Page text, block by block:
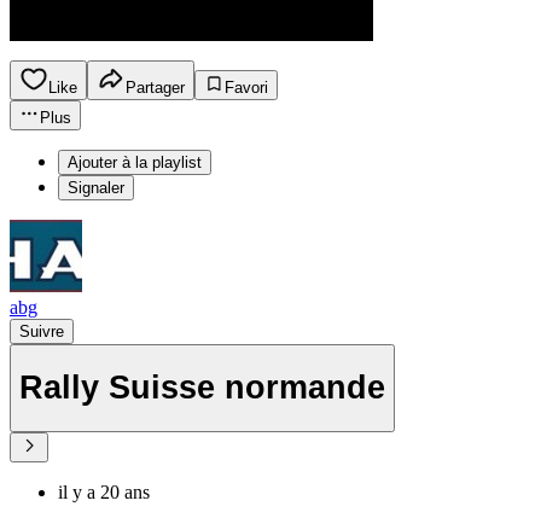
Like Partager
Favori
Plus
Ajouter à la playlist
Signaler
abg
Suivre
Rally Suisse normande
il y a 20 ans